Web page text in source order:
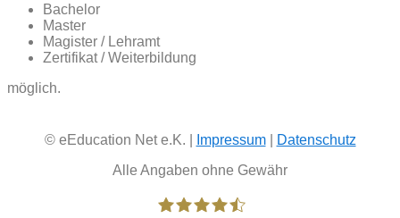
Bachelor
Master
Magister / Lehramt
Zertifikat / Weiterbildung
möglich.
© eEducation Net e.K. | Impressum|
Datenschutz
Alle Angaben ohne Gewähr